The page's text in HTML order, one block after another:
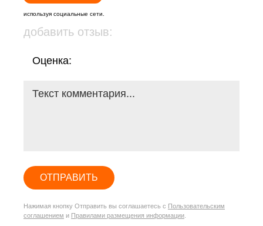
используя социальные сети.
добавить отзыв:
Оценка:
ОТПРАВИТЬ
Нажимая кнопку Отправить вы соглашаетесь с Пользовательским
соглашением и Правилами размещения информации